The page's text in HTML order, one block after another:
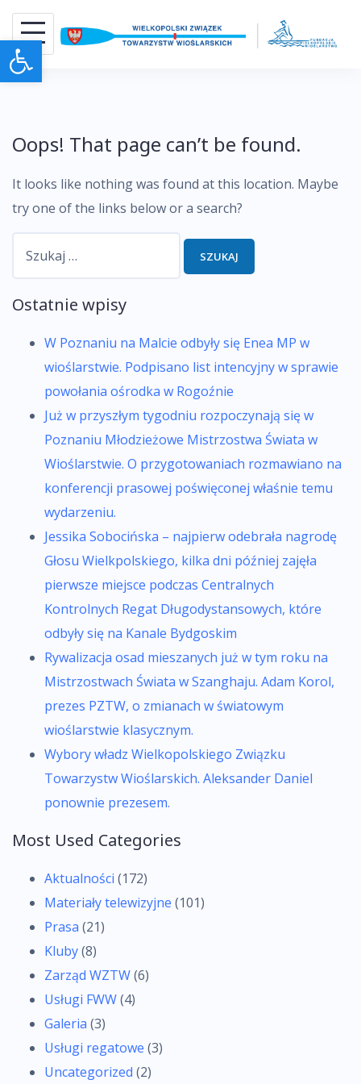
Otwórz pasek narzędzi
Skip
content
Oops! That page can’t be found.
It looks like nothing was found at this location. Maybe
try one of the links below or a search?
Ostatnie wpisy
W Poznaniu na Malcie odbyły się Enea MP w
wioślarstwie. Podpisano list intencyjny w sprawie
powołania ośrodka w Rogoźnie
Już w przyszłym tygodniu rozpoczynają się w
Poznaniu Młodzieżowe Mistrzostwa Świata w
Wioślarstwie. O przygotowaniach rozmawiano na
konferencji prasowej poświęconej właśnie temu
wydarzeniu.
Jessika Sobocińska – najpierw odebrała nagrodę
Głosu Wielkpolskiego, kilka dni później zajęła
pierwsze miejsce podczas Centralnych
Kontrolnych Regat Długodystansowych, które
odbyły się na Kanale Bydgoskim
Rywalizacja osad mieszanych już w tym roku na
Mistrzostwach Świata w Szanghaju. Adam Korol,
prezes PZTW, o zmianach w światowym
wioślarstwie klasycznym.
Wybory władz Wielkopolskiego Związku
Towarzystw Wioślarskich. Aleksander Daniel
ponownie prezesem.
Most Used Categories
Aktualności (172)
Materiały telewizyjne (101)
Prasa (21)
Kluby(8)
Zarząd WZTW(6)
Usługi FWW(4)
Galeria (3)
Usługi regatowe (3)
Uncategorized (2)